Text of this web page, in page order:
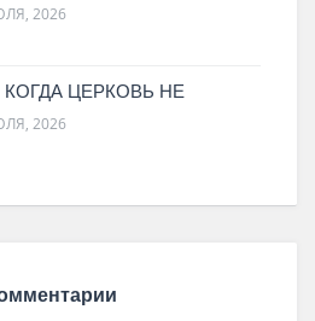
2026
КОГДА ЦЕРКОВЬ НЕ
2026